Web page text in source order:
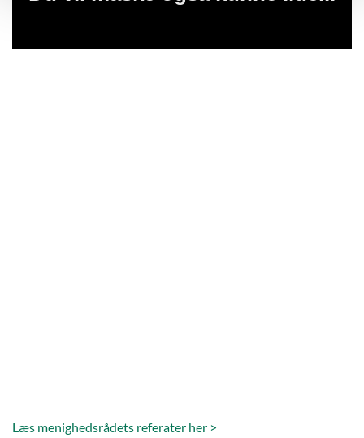
Læs menighedsrådets referater her >